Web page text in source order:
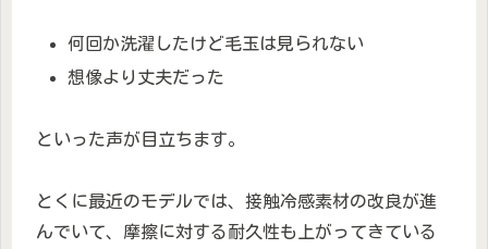
何回か洗濯したけど毛玉は見られない
想像より丈夫だった
といった声が目立ちます。
とくに最近のモデルでは、接触冷感素材の改良が進
んでいて、摩擦に対する耐久性も上がってきている